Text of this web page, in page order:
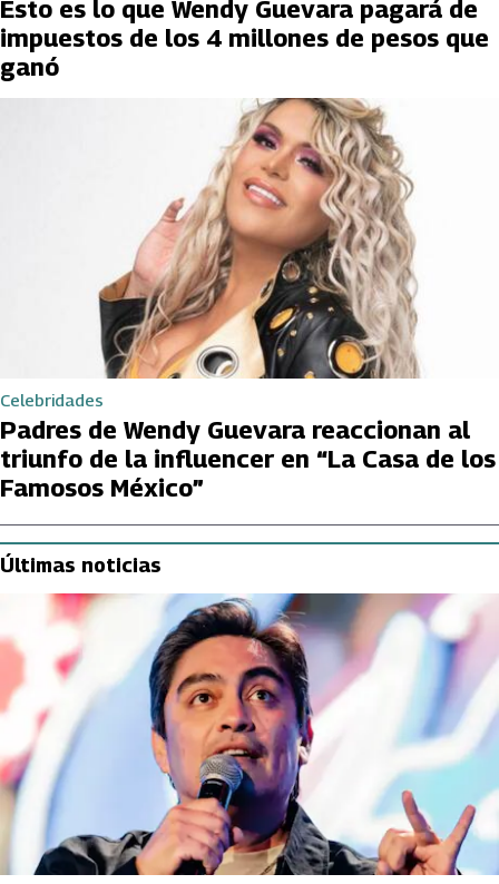
Esto es lo que Wendy Guevara pagará de
impuestos de los 4 millones de pesos que
ganó
Celebridades
Padres de Wendy Guevara reaccionan al
triunfo de la influencer en “La Casa de los
Famosos México”
Últimas noticias